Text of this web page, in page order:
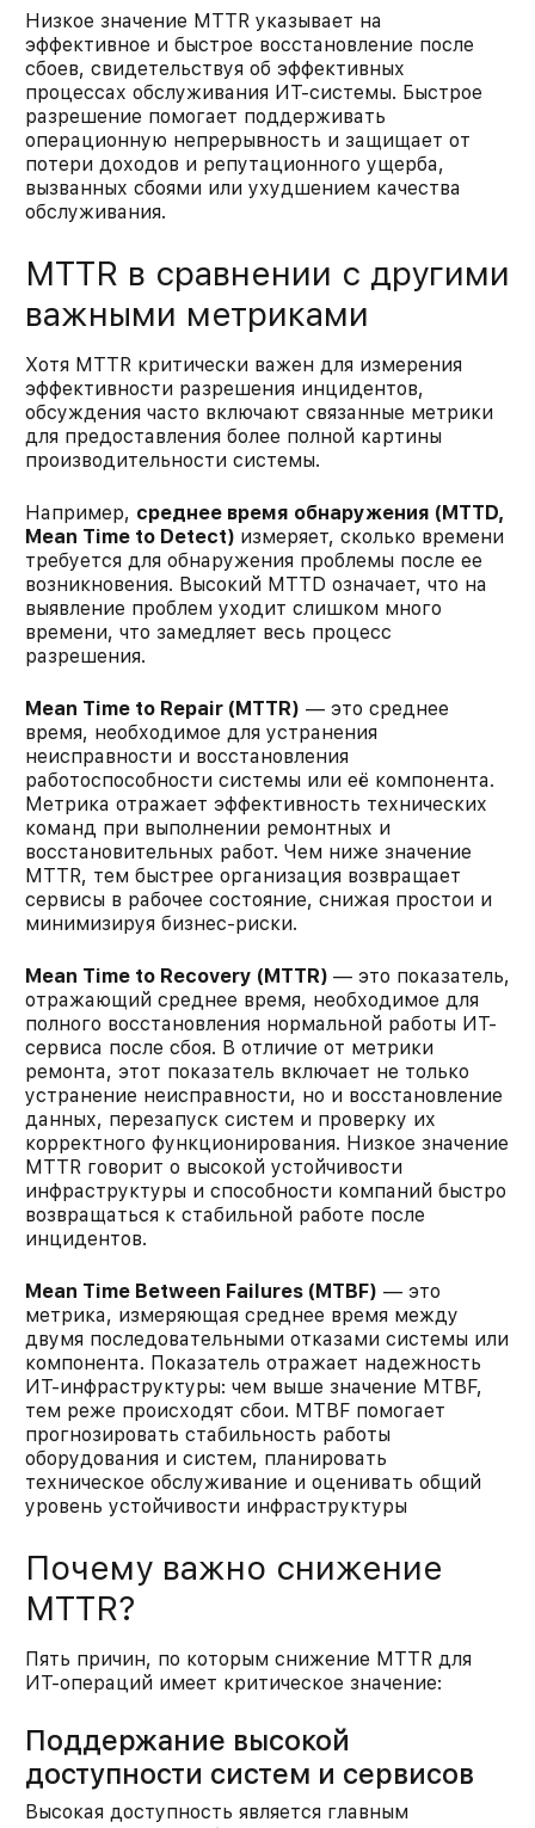
Низкое значение MTTR указывает на
эффективное и быстрое восстановление после
сбоев, свидетельствуя об эффективных
процессах обслуживания ИТ-системы. Быстрое
разрешение помогает поддерживать
операционную непрерывность и защищает от
потери доходов и репутационного ущерба,
вызванных сбоями или ухудшением качества
обслуживания.​
MTTR в сравнении с другими
важными метриками
Хотя MTTR критически важен для измерения
эффективности разрешения инцидентов,
обсуждения часто включают связанные метрики
для предоставления более полной картины
производительности системы.​
Например, среднее время обнаружения (MTTD,
Mean Time to Detect) измеряет, сколько времени
требуется для обнаружения проблемы после ее
возникновения. Высокий MTTD означает, что на
выявление проблем уходит слишком много
времени, что замедляет весь процесс
разрешения.​
Mean Time to Repair (MTTR) — это среднее
время, необходимое для устранения
неисправности и восстановления
работоспособности системы или её компонента.
Метрика отражает эффективность технических
команд при выполнении ремонтных и
восстановительных работ. Чем ниже значение
MTTR, тем быстрее организация возвращает
сервисы в рабочее состояние, снижая простои и
минимизируя бизнес-риски.
Mean Time to Recovery (MTTR) — это показатель,
отражающий среднее время, необходимое для
полного восстановления нормальной работы ИТ-
сервиса после сбоя. В отличие от метрики
ремонта, этот показатель включает не только
устранение неисправности, но и восстановление
данных, перезапуск систем и проверку их
корректного функционирования. Низкое значение
MTTR говорит о высокой устойчивости
инфраструктуры и способности компаний быстро
возвращаться к стабильной работе после
инцидентов.
Mean Time Between Failures (MTBF) — это
метрика, измеряющая среднее время между
двумя последовательными отказами системы или
компонента. Показатель отражает надежность
ИТ-инфраструктуры: чем выше значение MTBF,
тем реже происходят сбои. MTBF помогает
прогнозировать стабильность работы
оборудования и систем, планировать
техническое обслуживание и оценивать общий
уровень устойчивости инфраструктуры
Почему важно снижение
MTTR?
Пять причин, по которым снижение MTTR для
ИТ-операций имеет критическое значение:​
Поддержание высокой
доступности систем и сервисов
Высокая доступность является главным